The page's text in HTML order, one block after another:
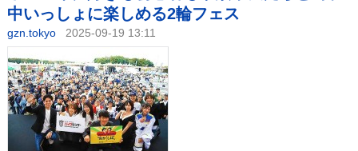
中いっしょに楽しめる2輪フェス
gzn.tokyo 2025-09-19 13:11